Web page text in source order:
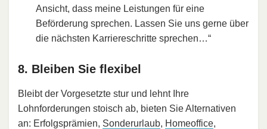
Ansicht, dass meine Leistungen für eine
Beförderung sprechen. Lassen Sie uns gerne über
die nächsten Karriereschritte sprechen…“
8. Bleiben Sie flexibel
Bleibt der Vorgesetzte stur und lehnt Ihre
Lohnforderungen stoisch ab, bieten Sie Alternativen
an: Erfolgsprämien, Sonderurlaub, Homeoffice,